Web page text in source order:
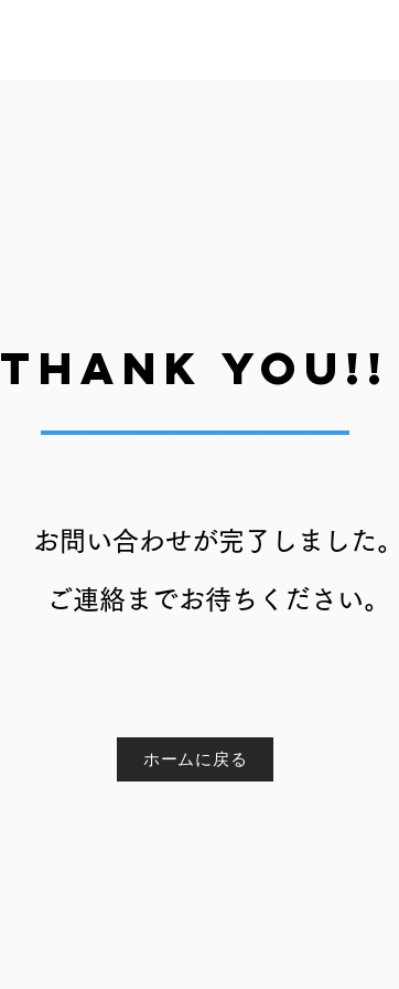
Thank you!!
お問い合わせが完了しました。
​ご連絡までお待ちください。
ホームに戻る